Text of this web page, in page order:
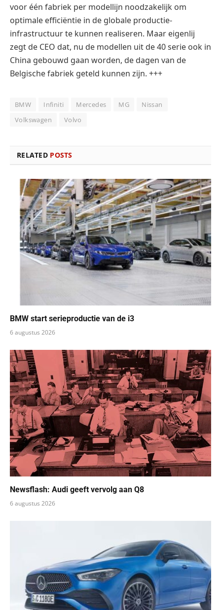
voor één fabriek per modellijn noodzakelijk om
optimale efficiëntie in de globale productie-
infrastructuur te kunnen realiseren. Maar eigenlij
zegt de CEO dat, nu de modellen uit de 40 serie ook in
China gebouwd gaan worden, de dagen van de
Belgische fabriek geteld kunnen zijn. +++
BMW Infiniti Mercedes MG
Nissan
Volkswagen
Volvo
RELATED POSTS
BMW start serieproductie van de i3
6 augustus 2026
Newsflash: Audi geeft vervolg aan Q8
6 augustus 2026